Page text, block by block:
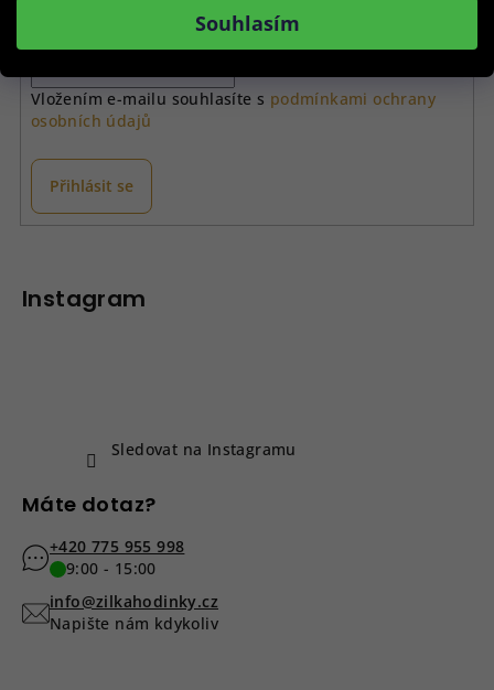
Souhlasím
E-mail
Vložením e-mailu souhlasíte s podmínkami ochrany
osobních údajů
Přihlásit se
Instagram
Sledovat na Instagramu
Máte dotaz?
+420 775 955 998
9:00 - 15:00
info@zilkahodinky.cz
Napište nám kdykoliv